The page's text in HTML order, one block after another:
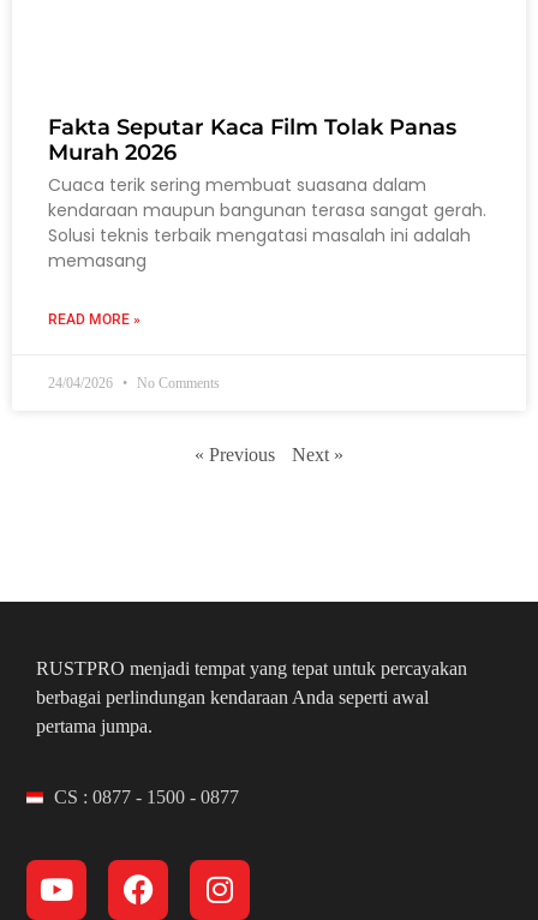
Fakta Seputar Kaca Film Tolak Panas
Murah 2026
Cuaca terik sering membuat suasana dalam
kendaraan maupun bangunan terasa sangat gerah.
Solusi teknis terbaik mengatasi masalah ini adalah
memasang
READ MORE »
24/04/2026 No Comments
« Previous Next »
RUSTPRO menjadi tempat yang tepat untuk percayakan
berbagai perlindungan kendaraan Anda seperti awal
pertama jumpa.
CS : 0877 - 1500 - 0877